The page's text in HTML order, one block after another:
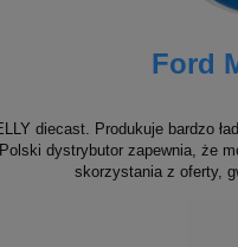
Ford
diecast. Produkuje bardzo
dystrybutor zapewnia, że
skorzystania z oferty,